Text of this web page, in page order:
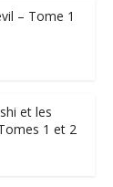
– Tome 1
et les
1 et 2